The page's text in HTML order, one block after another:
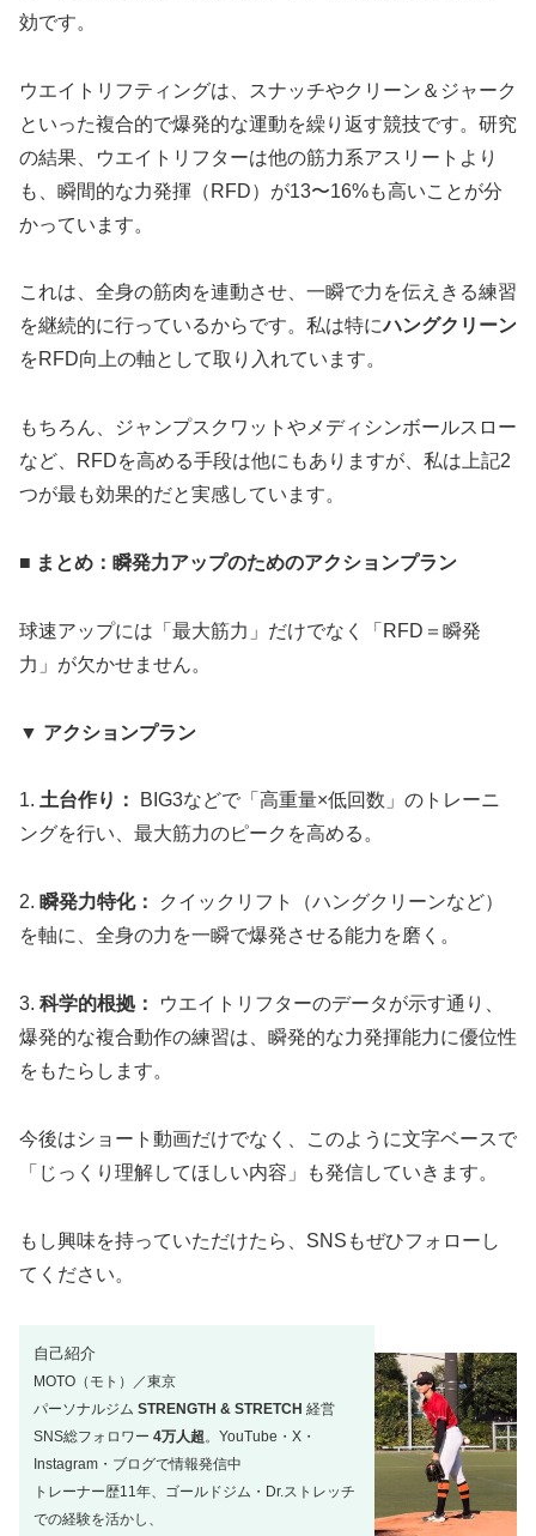
効です。
ウエイトリフティングは、スナッチやクリーン＆ジャーク
といった複合的で爆発的な運動を繰り返す競技です。研究
の結果、ウエイトリフターは他の筋力系アスリートより
も、瞬間的な力発揮（RFD）が13〜16%も高いことが分
かっています。
これは、全身の筋肉を連動させ、一瞬で力を伝えきる練習
を継続的に行っているからです。私は特にハングクリーン
をRFD向上の軸として取り入れています。
もちろん、ジャンプスクワットやメディシンボールスロー
など、RFDを高める手段は他にもありますが、私は上記2
つが最も効果的だと実感しています。
■ まとめ：瞬発力アップのためのアクションプラン
球速アップには「最大筋力」だけでなく「RFD＝瞬発
力」が欠かせません。
▼ アクションプラン
1. 土台作り：
BIG3などで「高重量×低回数」のトレーニ
ングを行い、最大筋力のピークを高める。
2. 瞬発力特化：
クイックリフト（ハングクリーンなど）
を軸に、全身の力を一瞬で爆発させる能力を磨く。
3. 科学的根拠：
ウエイトリフターのデータが示す通り、
爆発的な複合動作の練習は、瞬発的な力発揮能力に優位性
をもたらします。
今後はショート動画だけでなく、このように文字ベースで
「じっくり理解してほしい内容」も発信していきます。
もし興味を持っていただけたら、SNSもぜひフォローし
てください。
自己紹介
MOTO（モト）／東京
パーソナルジム STRENGTH & STRETCH 経営
SNS総フォロワー 4万人超。YouTube・X・
Instagram・ブログで情報発信中
トレーナー歴11年、ゴールドジム・Dr.ストレッチ
での経験を活かし、